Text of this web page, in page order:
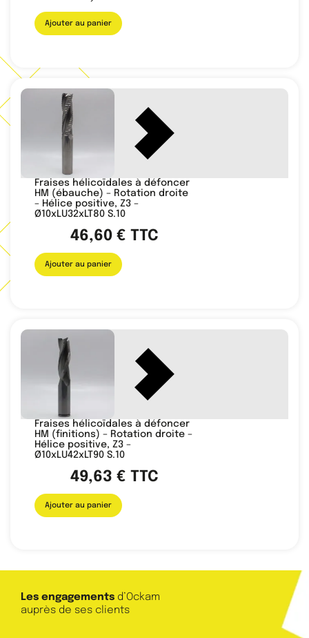
Ajouter au panier
Fraises hélicoïdales à défoncer
HM (ébauche) – Rotation droite
– Hélice positive, Z3 –
Ø10xLU32xLT80 S.10
46,60€ TTC
Ajouter au panier
Fraises hélicoïdales à défoncer
HM (finitions) – Rotation droite –
Hélice positive, Z3 –
Ø10xLU42xLT90 S.10
49,63€ TTC
Ajouter au panier
Les engagements d’Ockam
auprès de ses clients